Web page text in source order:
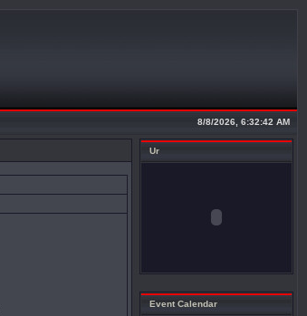
8/8/2026, 6:32:42 AM
Ur
Event Calendar